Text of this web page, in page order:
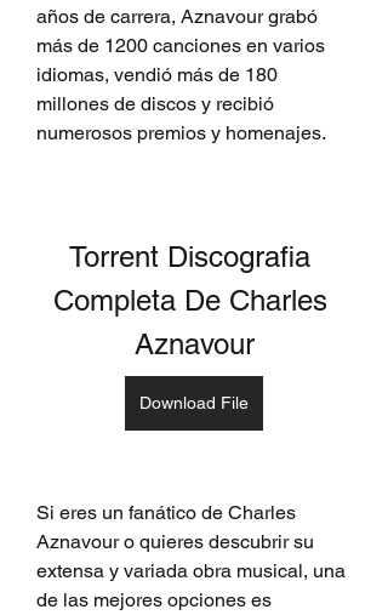
años de carrera, Aznavour grabó
más de 1200 canciones en varios
idiomas, vendió más de 180
millones de discos y recibió
numerosos premios y homenajes.
Torrent Discografia
Completa De Charles
Aznavour
Download File
Si eres un fanático de Charles
Aznavour o quieres descubrir su
extensa y variada obra musical, una
de las mejores opciones es